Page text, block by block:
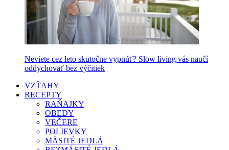
Neviete cez leto skutočne vypnúť? Slow living vás naučí
oddychovať bez výčitiek
VZŤAHY
RECEPTY
RAŇAJKY
OBEDY
VEČERE
POLIEVKY
MÄSITÉ JEDLÁ